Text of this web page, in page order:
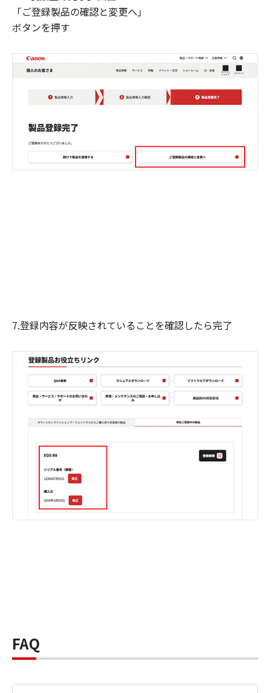
「ご登録製品の確認と変更へ」
ボタンを押す
7.登録内容が反映されていることを確認したら完了
FAQ